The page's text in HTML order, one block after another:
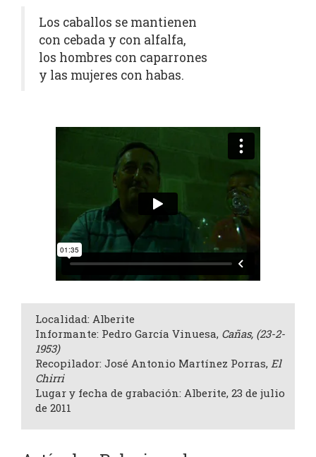
Los caballos se mantienen
con cebada y con alfalfa,
los hombres con caparrones
y las mujeres con habas.
Localidad: Alberite
Informante: Pedro García Vinuesa, Cañas, (23-2-
1953)
Recopilador: José Antonio Martínez Porras, El
Chirri
Lugar y fecha de grabación: Alberite, 23 de julio
de 2011